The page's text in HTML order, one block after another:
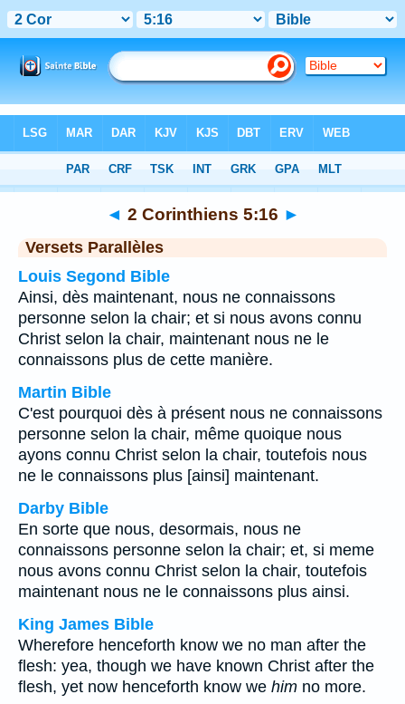
> Chapitre 5 > Verset 16
◄ 2 Corinthiens 5:16 ►
Versets Parallèles
Louis Segond Bible
Ainsi, dès maintenant, nous ne connaissons
personne selon la chair; et si nous avons connu
Christ selon la chair, maintenant nous ne le
connaissons plus de cette manière.
Martin Bible
C'est pourquoi dès à présent nous ne connaissons
personne selon la chair, même quoique nous
ayons connu Christ selon la chair, toutefois nous
ne le connaissons plus [ainsi] maintenant.
Darby Bible
En sorte que nous, desormais, nous ne
connaissons personne selon la chair; et, si meme
nous avons connu Christ selon la chair, toutefois
maintenant nous ne le connaissons plus ainsi.
King James Bible
Wherefore henceforth know we no man after the
flesh: yea, though we have known Christ after the
flesh, yet now henceforth know we him no more.